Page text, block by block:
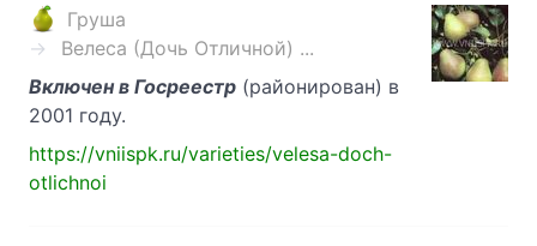
Груша
Велеса (Дочь Отличной) ...
Включен в Госреестр (районирован) в
2001 году.
https://vniispk.ru/varieties/velesa-doch-
otlichnoi